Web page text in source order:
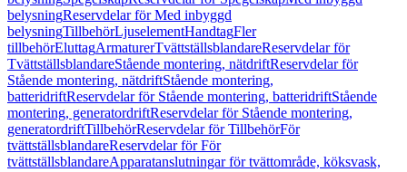
belysningReservdelar för Med inbyggd
belysningTillbehörLjuselementHandtagFler
tillbehörEluttagArmaturerTvättställsblandareReservdelar för
TvättställsblandareStående montering, nätdriftReservdelar för
Stående montering, nätdriftStående montering,
batteridriftReservdelar för Stående montering, batteridriftStående
montering, generatordriftReservdelar för Stående montering,
generatordriftTillbehörReservdelar för TillbehörFör
tvättställsblandareReservdelar för För
tvättställsblandareApparatanslutningar för tvättområde, köksvask,